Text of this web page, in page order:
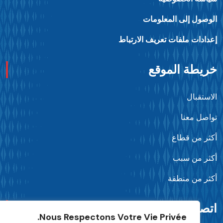
Nous Respectons Votre Vie Privée.
إلى المعلومات
ملفات تعريف الارتباط
الموقع
معنا
من قطاع
من سبب
من منطقة
بنا